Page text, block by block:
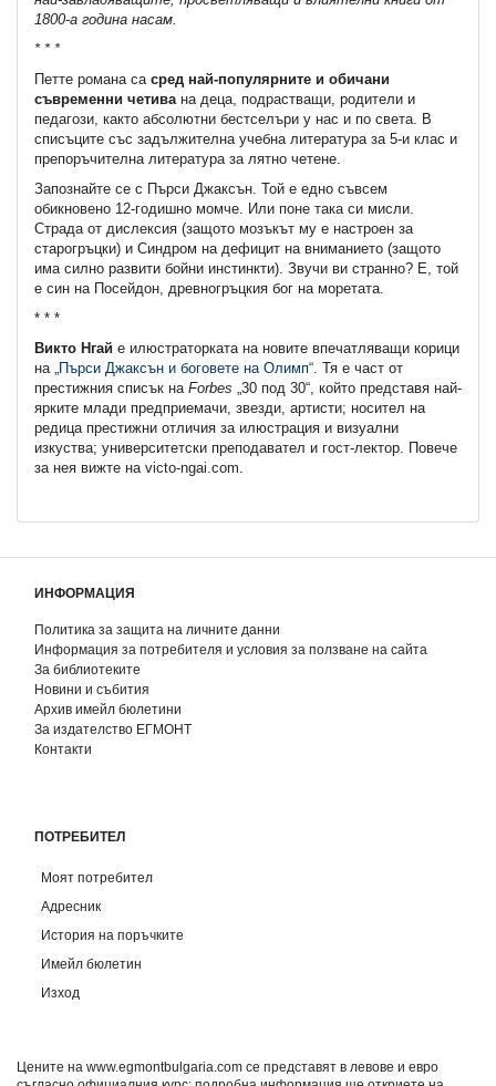
1800-а година насам.
* * *
Петте романа са сред най-популярните и обичани
съвременни четива на деца, подрастващи, родители и
педагози, както абсолютни бестселъри у нас и по света. В
списъците със задължителна учебна литература за 5-и клас и
препоръчителна литература за лятно четене.
Запознайте се с Пърси Джаксън. Той е едно съвсем
обикновено 12-годишно момче. Или поне така си мисли.
Страда от дислексия (защото мозъкът му е настроен за
старогръцки) и Синдром на дефицит на вниманието (защото
има силно развити бойни инстинкти). Звучи ви странно? Е, той
е син на Посейдон, древногръцкия бог на моретата.
* * *
Викто Нгай е илюстраторката на новите впечатляващи корици
на „Пърси Джаксън и боговете на Олимп“ . Тя е част от
престижния списък на Forbes „30 под 30“, който представя най-
ярките млади предприемачи, звезди, артисти; носител на
редица престижни отличия за илюстрация и визуални
изкуства; университетски преподавател и гост-лектор. Повече
за нея вижте на victo-ngai.com.
ИНФОРМАЦИЯ
Политика за защита на личните данни
Информация за потребителя и условия за ползване на сайта
За библиотеките
Новини и събития
Архив имейл бюлетини
За издателство ЕГМОНТ
Контакти
ПОТРЕБИТЕЛ
Моят потребител
Адресник
История на поръчките
Имейл бюлетин
Изход
Цените на www.egmontbulgaria.com се представят в левове и евро